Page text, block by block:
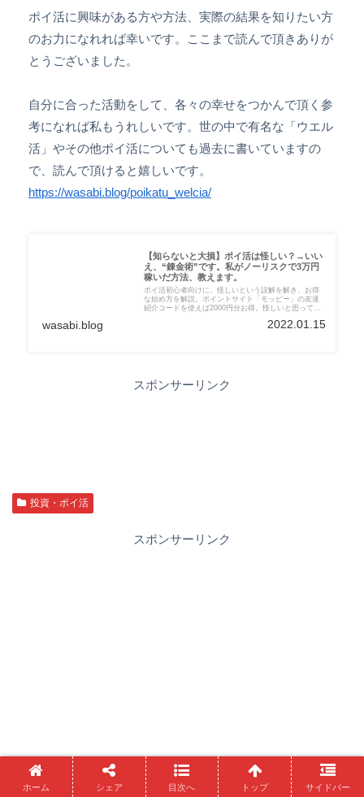
ポイ活に興味がある方や方法、実際の結果を知りたい方
のお力になれれば幸いです。ここまで読んで頂きありが
とうございました。
自分に合った活動をして、各々の幸せをつかんで頂く参
考になれば私もうれしいです。世の中で有名な「ウエル
活」やその他ポイ活についても過去に書いていますの
で、読んで頂けると嬉しいです。
https://wasabi.blog/poikatu_welcia/
【知らないと大損】ポイ活は怪しい？→いい
え、“錬金術”です。私がノーリスクで3万円
稼いだ方法、教えます。
ポイ活初心者向けに、怪しいという誤解を解き、お得
な始め方を解説。ポイントサイト「モッピー」の友達
紹介コードを使えば2000円分お得。怪しいと思ってい
説。クレジットカード作成やネットショッピングで効
wasabi.blog 2022.01.15
スポンサーリンク
投資・ポイ活
スポンサーリンク
ホーム シェア 目次へ トップ サイドバー